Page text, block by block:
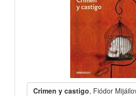
Crimen y castigo, Fiódor